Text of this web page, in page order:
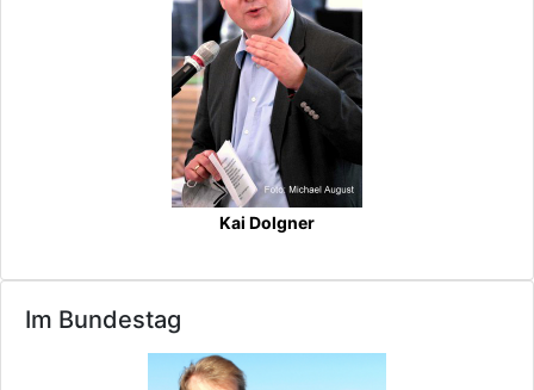
Kai Dolgner
Im Bundestag